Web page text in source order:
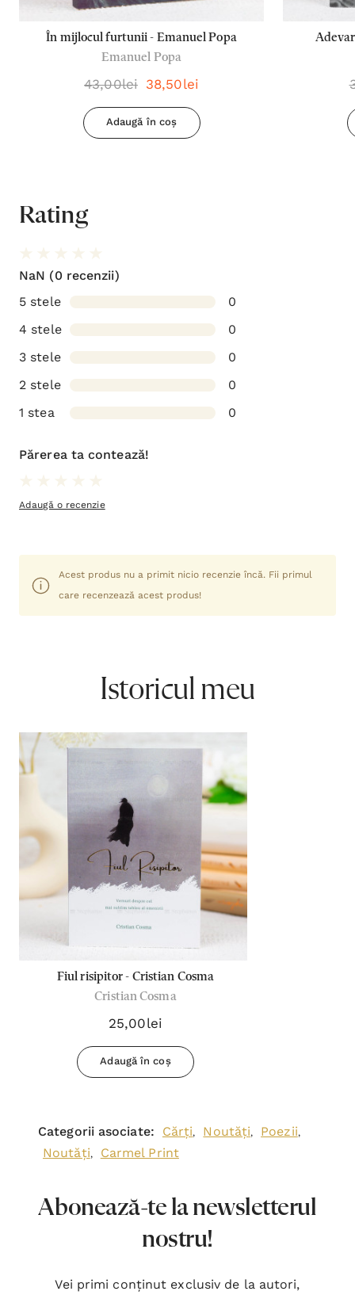
În mijlocul furtunii - Emanuel Popa
Emanuel Popa
43,00lei 38,50lei
Adaugă în coș
Rating
NaN (0 recenzii)
5 stele
0
4 stele
0
3 stele
0
2 stele
0
1 stea
0
Părerea ta contează!
Adaugă o recenzie
Acest produs nu a primit nicio recenzie încă. Fii primul
care recenzează acest produs!
Istoricul meu
Fiul risipitor - Cristian Cosma
Cristian Cosma
25,00lei
Adaugă în coș
Categorii asociate: Cărți, Noutăți, Poezii,
Noutăți, Carmel Print
Abonează-te la newsletterul
nostru!
Vei primi conținut exclusiv de la autori,